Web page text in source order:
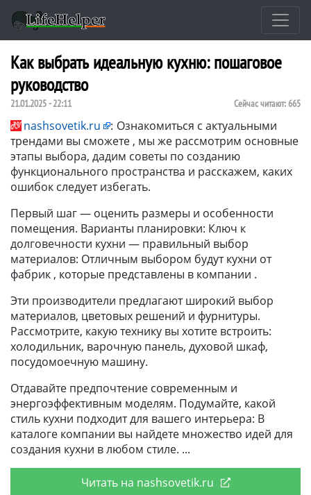
Как выбрать идеальную кухню: пошаговое
руководство
21.01.2025 - 22:11 Сейчас читают:665
nashsovetik.ru : Ознакомиться с актуальными
трендами вы сможете , мы же рассмотрим основные
этапы выбора, дадим советы по созданию
функционального пространства и расскажем, каких
ошибок следует избегать.
Первый шаг — оценить размеры и особенности
помещения. Варианты планировки: Ключ к
долговечности кухни — правильный выбор
материалов: Отличным выбором будут кухни от
фабрик , которые представлены в компании .
Эти производители предлагают широкий выбор
материалов, цветовых решений и фурнитуры.
Рассмотрите, какую технику вы хотите встроить:
холодильник, варочную панель, духовой шкаф,
посудомоечную машину.
Отдавайте предпочтение современным и
энергоэффективным моделям. Подумайте, какой
стиль кухни подходит для вашего интерьера: В
каталоге компании вы найдете множество идей для
создания кухни в любом стиле.
Читать на nashsovetik.ru